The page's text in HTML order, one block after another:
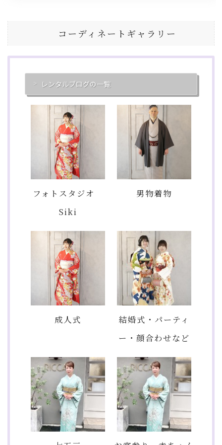
コーディネートギャラリー
レンタルブログの一覧
フォトスタジオ
Siki
男物着物
成人式
結婚式・パーティ
ー・顔合わせなど